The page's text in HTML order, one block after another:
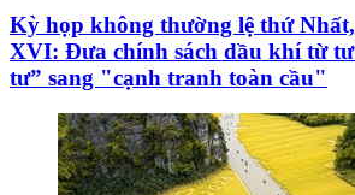
Kỳ họp không thường lệ thứ
XVI: Đưa chính sách dầu khí từ
tư” sang "cạnh tranh toàn cầu"